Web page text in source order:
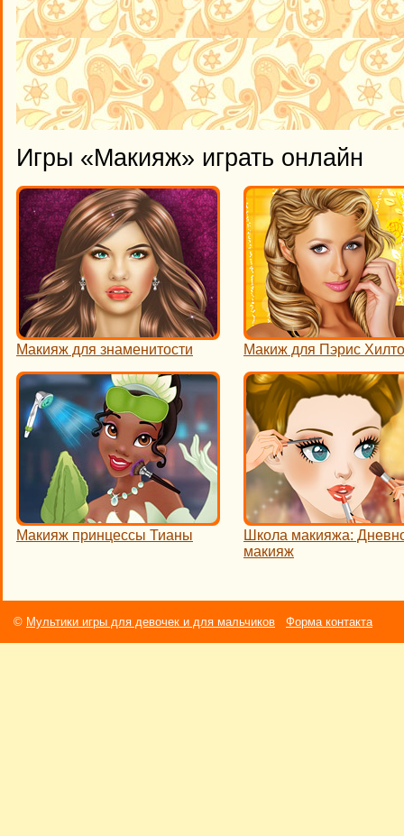
Игры «Макияж» играть онлайн
Макияж для знаменитости Макиж для Пэрис
Макияж принцессы Тианы
Школа макияжа:
макияж
© Мультики игры для девочек и для мальчиков Форма контакта